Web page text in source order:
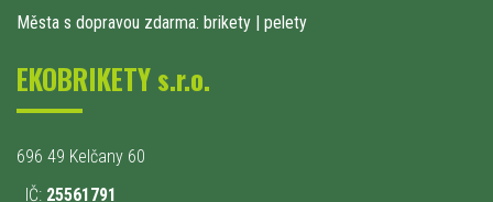
Města s dopravou zdarma: brikety | pelety
EKOBRIKETY s.r.o.
696 49 Kelčany 60
IČ: 25561791